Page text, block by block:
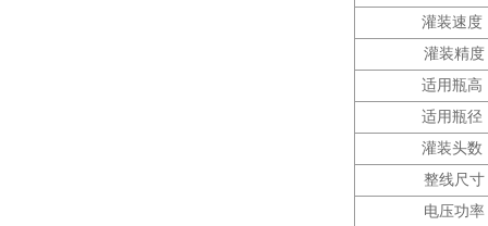
灌装速度
灌装精度
适用瓶高
适用瓶径
灌装头数
整线尺寸
电压功率